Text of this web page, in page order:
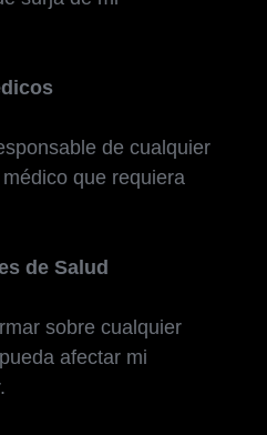
de cualquier
que requiera
de Salud
sobre cualquier
afectar mi